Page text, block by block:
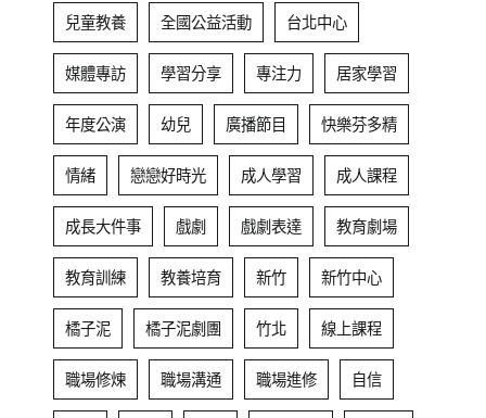
兒童教養 全國公益活動 台北中心
媒體專訪 學習分享 專注力 居家學習
年度公演 幼兒 廣播節目 快樂芬多精
情緒 戀戀好時光 成人學習 成人課程
成長大件事 戲劇 戲劇表達 教育劇場
教育訓練 教養培育 新竹 新竹中心
橘子泥 橘子泥劇團 竹北 線上課程
職場修煉 職場溝通 職場進修 自信